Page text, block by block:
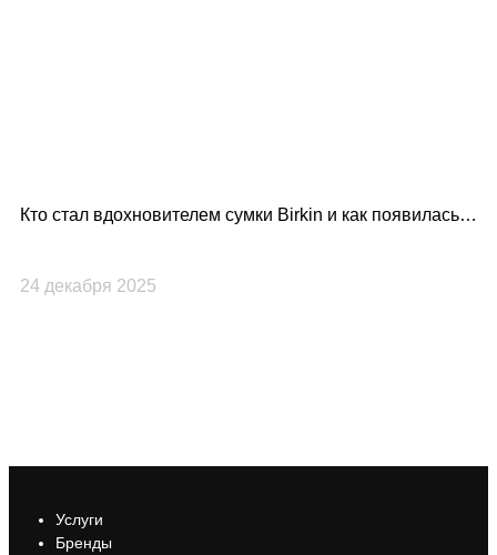
Кто стал вдохновителем сумки Birkin и как появилась
24 декабря 2025
Услуги
Бренды